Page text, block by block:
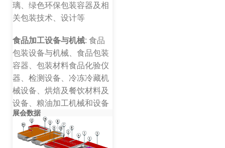
璃、绿色环保包装容器及相
关包装技术、设计等
食品加工设备与机械: 食品
包装设备与机械、食品包装
容器、包装材料食品化验仪
器、检测设备、冷冻冷藏机
械设备、烘焙及餐饮材料及
设备、粮油加工机械和设备
展会数据